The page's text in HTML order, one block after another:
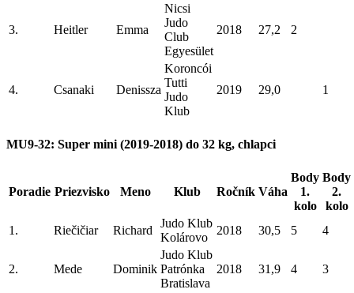
3. Heitler Emma
Nicsi
Judo
Club
Egyesület
2018 27,2 2
4. Csanaki Denissza
Koroncói
Tutti
Judo
Klub
2019 29,0 1
MU9-32: Super mini (2019-2018) do 32 kg, chlapci
Poradie Priezvisko Meno Klub Ročník Váha
Body
1.
kolo
Body
2.
kolo
1.
Riečičiar Richard
Judo Klub
Kolárovo
2018 30,5 5 4
2. Mede Dominik
Judo Klub
Patrónka
Bratislava
2018 31,9 4 3